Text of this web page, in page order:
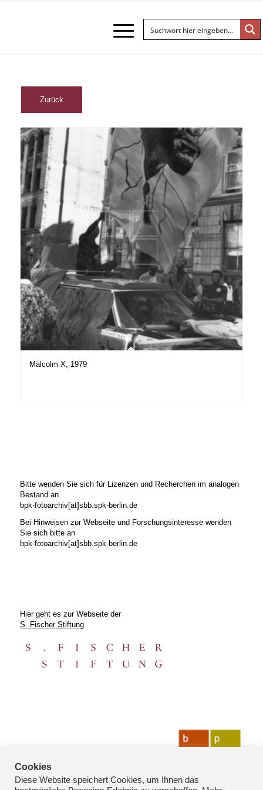
Malcolm X, 1979
Bitte wenden Sie sich für Lizenzen und Recherchen im analogen
Bestand an
bpk-fotoarchiv[at]sbb.spk-berlin.de
Bei Hinweisen zur Webseite und Forschungsinteresse wenden
Sie sich bitte an
bpk-fotoarchiv[at]sbb.spk-berlin.de
Hier geht es zur Webseite der
S. Fischer Stiftung
Cookies
Diese Website speichert Cookies, um Ihnen das